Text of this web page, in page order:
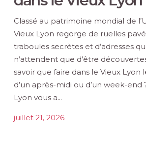
Classé au patrimoine mondial de
Vieux Lyon regorge de ruelles
traboules secrètes et d’adresses qui
n’attendent que d’être
savoir que faire dans le Vieux Lyon
d’un après-midi ou d’un week-end
Lyon vous a...
juillet 21, 2026